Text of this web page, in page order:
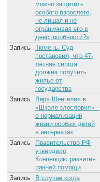
можно защитить
особого взрослого,
не лишая и не
ограничивая его в
дееспособности?»
Запись
Тюмень. Суд
постановил, что 47-
летняя сирота
должна получить
жилье от
государства
Запись
Вера Шенгелия в
«Школе злословия» –
о нормализации
жизни особых детей
в интернатах
Запись
Правительство РФ
утвердило
Концепцию развития
ранней помощи
Запись
В случае когда